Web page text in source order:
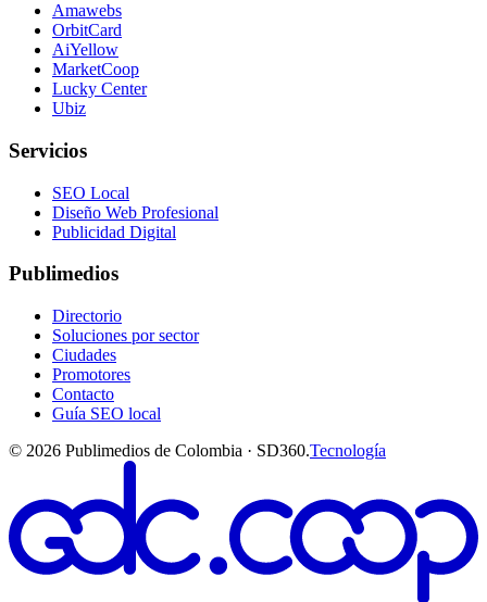
Amawebs
OrbitCard
AiYellow
MarketCoop
Lucky Center
Ubiz
Servicios
SEO Local
Diseño Web Profesional
Publicidad Digital
Publimedios
Directorio
Soluciones por sector
Ciudades
Promotores
Contacto
Guía SEO local
© 2026 Publimedios de Colombia · SD360.Tecnología